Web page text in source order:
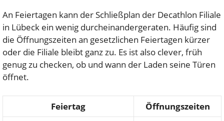
An Feiertagen kann der Schließplan der Decathlon Filiale
in Lübeck ein wenig durcheinandergeraten. Häufig sind
die Öffnungszeiten an gesetzlichen Feiertagen kürzer
oder die Filiale bleibt ganz zu. Es ist also clever, früh
genug zu checken, ob und wann der Laden seine Türen
öffnet.
Feiertag
Öffnungszeiten